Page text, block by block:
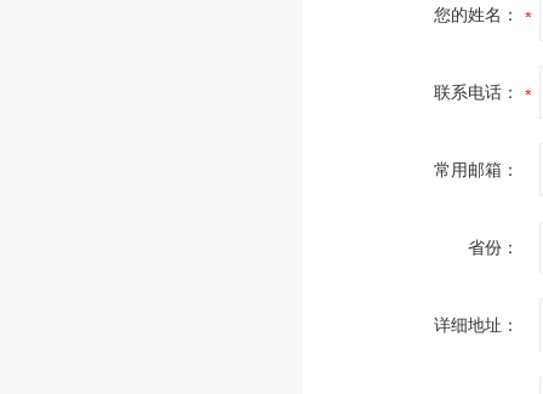
您的姓名：
联系电话：
常用邮箱：
省份：
详细地址：